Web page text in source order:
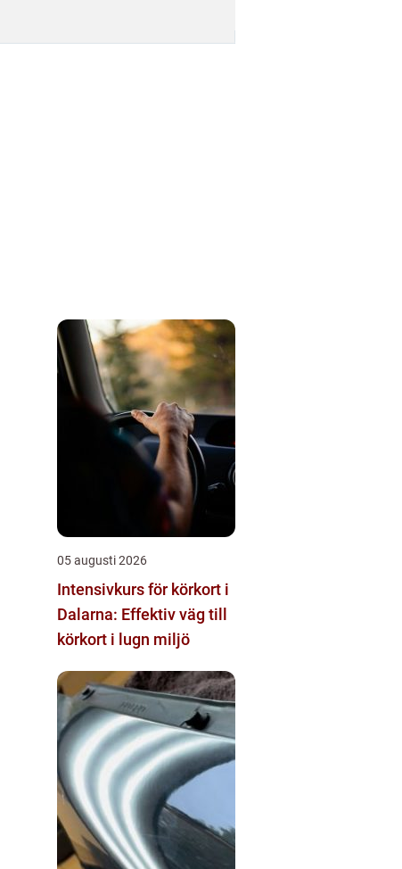
05 augusti 2026
Intensivkurs för körkort i
Dalarna: Effektiv väg till
körkort i lugn miljö